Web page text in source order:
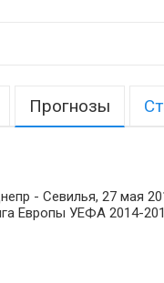
Прогнозы
- Севилья, 27 мая
Европы УЕФА 2014-